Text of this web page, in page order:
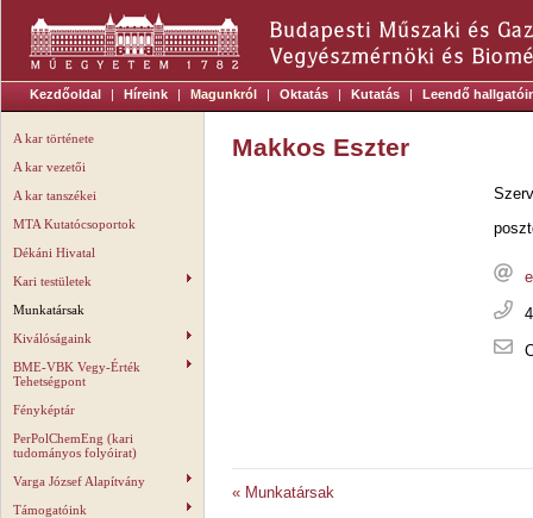
Kezdőoldal | Híreink | Magunkról | Oktatás | Kutatás | Leendő
A kar története
A kar vezetői
A kar tanszékei
MTA Kutatócsoportok
Dékáni Hivatal
Kari testületek
Munkatársak
Kiválóságaink
BME-VBK Vegy-Érték
Tehetségpont
Fényképtár
PerPolChemEng (kari
tudományos folyóirat)
Varga József Alapítvány
Támogatóink
Makkos Eszter
« Munkatársak